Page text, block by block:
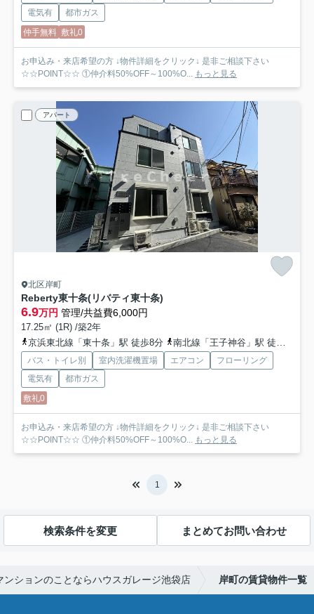
電気有
都市ガス
仲手無料 敷礼0
お申込み・来店希望の方 ↓物件詳細をクリック↓ 是非ご相談下さい
☆☆POINT☆☆ ①仲介料50%OFF～100%O... もっと見る
アパート
北区岸町
Reberty東十条(リバティ東十条)
6.9万円 管理/共益費6,000円
17.25㎡ (1R) /築2年
京浜東北線「東十条」駅 徒歩8分
南北線「王子神谷」駅 徒歩12分
バス・トイレ別 室内洗濯機置場 エアコン
フローリング
電気有
都市ガス
敷礼0
お申込み・来店希望の方 ↓物件詳細をクリック↓ 是非ご相談下さい
☆☆POINT☆☆ ①仲介料50%OFF～100%O... もっと見る
1
検索条件を変更 まとめてお問い合わせ
ンションのことならハウスガレージ池袋店 岸町の賃貸物件一覧